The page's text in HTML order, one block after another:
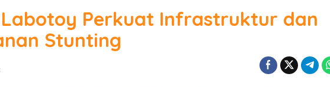
m
d
e
s
Labotoy Perkuat Infrastruktur dan
Stunting